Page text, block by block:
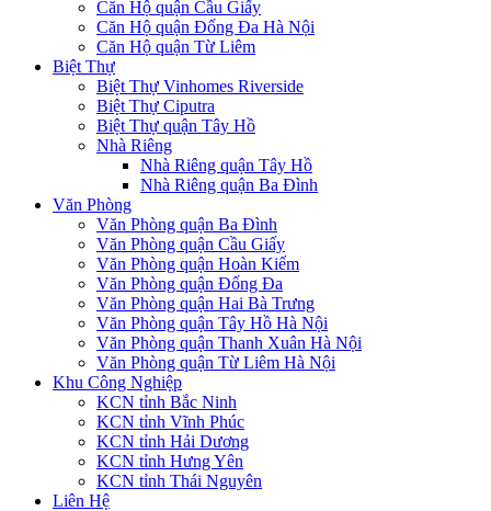
Căn Hộ quận Cầu Giấy
Căn Hộ quận Đống Đa Hà Nội
Căn Hộ quận Từ Liêm
Biệt Thự
Biệt Thự Vinhomes Riverside
Biệt Thự Ciputra
Biệt Thự quận Tây Hồ
Nhà Riêng
Nhà Riêng quận Tây Hồ
Nhà Riêng quận Ba Đình
Văn Phòng
Văn Phòng quận Ba Đình
Văn Phòng quận Cầu Giấy
Văn Phòng quận Hoàn Kiếm
Văn Phòng quận Đống Đa
Văn Phòng quận Hai Bà Trưng
Văn Phòng quận Tây Hồ Hà Nội
Văn Phòng quận Thanh Xuân Hà Nội
Văn Phòng quận Từ Liêm Hà Nội
Khu Công Nghiệp
KCN tỉnh Bắc Ninh
KCN tỉnh Vĩnh Phúc
KCN tỉnh Hải Dương
KCN tỉnh Hưng Yên
KCN tỉnh Thái Nguyên
Liên Hệ